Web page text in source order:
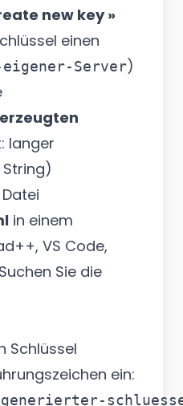
new key »
einen
eigener-Server)
langer
in einem
VS Code,
Sie die
Schlüssel
ein: